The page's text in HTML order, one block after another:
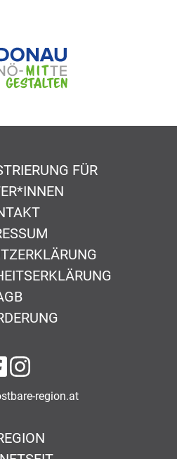
FÜR
auf Facebook
auf Instagram
region.at